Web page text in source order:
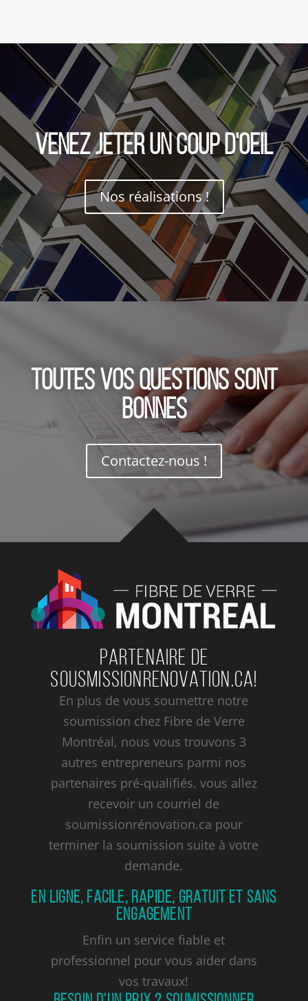
Venez jeter un coup d'oeil
Nos réalisations !
Toutes vos questions sont
bonnes
Contactez-nous !
PARTENAIRE DE
SOUSMISSIONRENOVATION.CA!
En plus de vous soumettre notre
soumission chez Fibre de Verre
Montréal, nous vous trouvons 3
autres entrepreneurs parmi nos
partenaires pré-qualifiés. vous allez
recevoir un courriel de
soumissionrénovation.ca pour
terminer la soumission suite à votre
demande.
EN LIGNE, FACILE, RAPIDE, GRATUIT ET SANS
ENGAGEMENT
Enfin un service fiable et
professionnel pour vous aider dans
vos travaux!